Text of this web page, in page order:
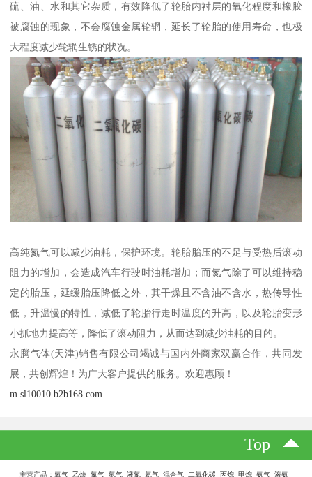
硫、油、水和其它杂质，有效降低了轮胎内衬层的氧化程度和橡胶
被腐蚀的现象，不会腐蚀金属轮辋，延长了轮胎的使用寿命，也极
大程度减少轮辋生锈的状况。
高纯氮气可以减少油耗，保护环境。轮胎胎压的不足与受热后滚动
阻力的增加，会造成汽车行驶时油耗增加；而氮气除了可以维持稳
定的胎压，延缓胎压降低之外，其干燥且不含油不含水，热传导性
低，升温慢的特性，减低了轮胎行走时温度的升高，以及轮胎变形
小抓地力提高等，降低了滚动阻力，从而达到减少油耗的目的。
永腾气体(天津)销售有限公司竭诚与国内外商家双赢合作，共同发
展，共创辉煌！为广大客户提供的服务。欢迎惠顾！
m.sl10010.b2b168.com
Top
主营产品：氧气 乙炔 氮气 氩气 液氮 氦气 混合气 二氧化碳 丙烷 甲烷 氨气 液氨